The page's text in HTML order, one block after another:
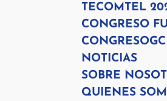
TECOMTEL
CONGRESO
CONGRESOGC
NOTICIAS
SOBRE
QUIENES